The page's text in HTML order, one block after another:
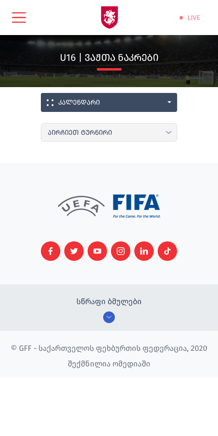
LIVE
U16 | ᲕᲐᲟᲗᲐ ᲜᲐᲙᲠᲔᲑᲘ
კალენდარი
აირჩიეთ ტურნირი
სწრაფი ბმულები
© GFF - საქართველოს ფეხბურთის ფედერაცია, 2020
შექმნილია ომედიაში